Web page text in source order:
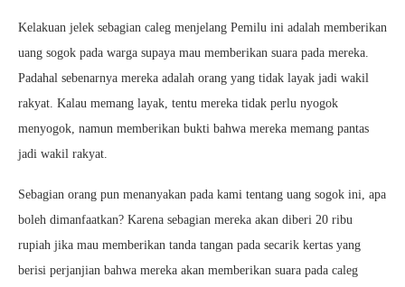
Kelakuan jelek sebagian caleg menjelang Pemilu ini adalah memberikan
uang sogok pada warga supaya mau memberikan suara pada mereka.
Padahal sebenarnya mereka adalah orang yang tidak layak jadi wakil
rakyat. Kalau memang layak, tentu mereka tidak perlu nyogok
menyogok, namun memberikan bukti bahwa mereka memang pantas
jadi wakil rakyat.
Sebagian orang pun menanyakan pada kami tentang uang sogok ini, apa
boleh dimanfaatkan? Karena sebagian mereka akan diberi 20 ribu
rupiah jika mau memberikan tanda tangan pada secarik kertas yang
berisi perjanjian bahwa mereka akan memberikan suara pada caleg